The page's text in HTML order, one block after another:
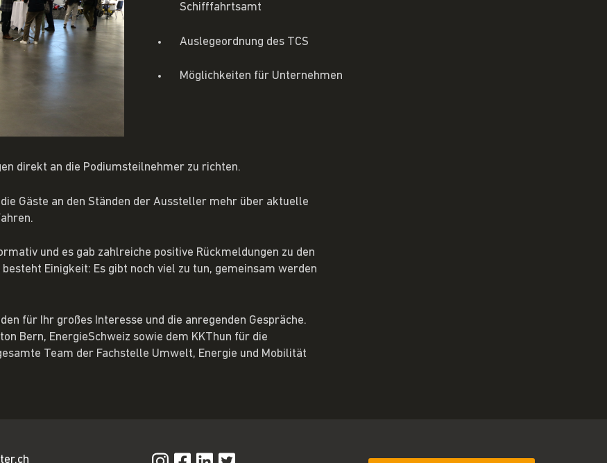
Schifffahrtsamt
Auslegeordnung des TCS
Möglichkeiten für Unternehmen
direkt an die Podiumsteilnehmer zu richten.
Gäste an den Ständen der Aussteller mehr über aktuelle
und es gab zahlreiche positive Rückmeldungen zu den
Einigkeit: Es gibt noch viel zu tun, gemeinsam werden
für Ihr großes Interesse und die anregenden Gespräche.
Bern, EnergieSchweiz sowie dem KKThun für die
Team der Fachstelle Umwelt, Energie und Mobilität